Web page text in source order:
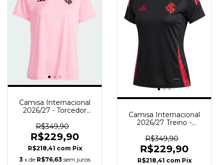
Camisa Internacional
2026/27 - Torcedor
R$349,90
R$229,90
R$218,41 com Pix
3 x de R$76,63 sem juros
Camisa Internacional
2026/27 Treino -
Vermelha - Preta
R$349,90
R$229,90
R$218,41 com Pix